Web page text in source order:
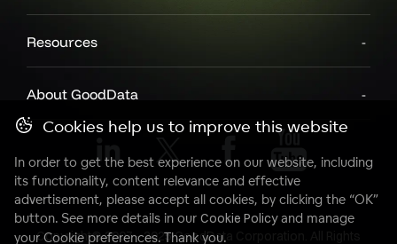
Resources
About GoodData
Copyright© 2007 - 2025 GoodData Corporation. All Rights
Cookies help us to improve this website
In order to get the best experience on our website, including
its functionality, content relevance and effective
advertisement, please accept all cookies, by clicking the “OK”
button. See more details in our Cookie Policyand manage
your Cookie preferences. Thank you.